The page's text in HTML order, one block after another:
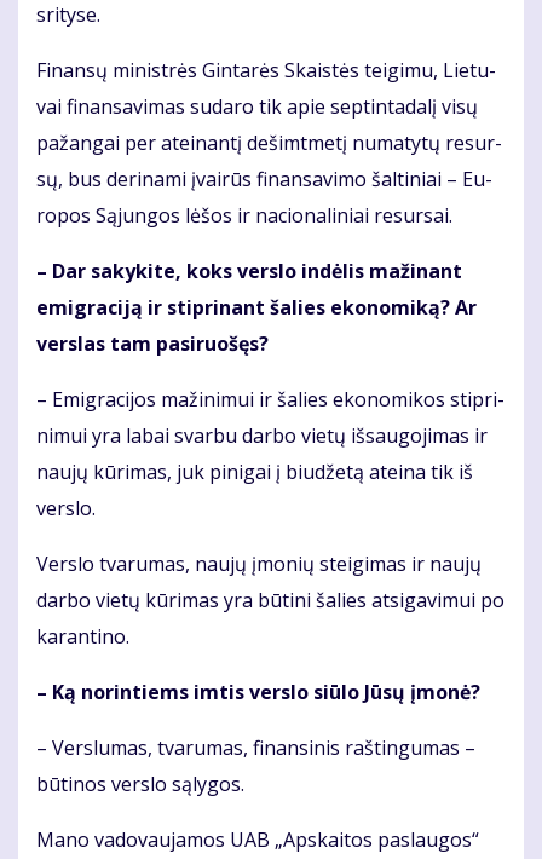
sri­ty­se.
Fi­nan­sų mi­nist­rės Gin­ta­rės Skais­tės tei­gi­mu, Lie­tu­
vai fi­nan­sa­vi­mas su­da­ro tik apie sep­tin­ta­da­lį vi­sų
pa­žan­gai per at­ei­nan­tį de­šimt­me­tį nu­ma­ty­tų re­sur­
sų, bus de­ri­na­mi įvai­rūs fi­nan­sa­vi­mo šal­ti­niai – Eu­
ro­pos Są­jun­gos lė­šos ir na­cio­na­li­niai re­sur­sai.
– Dar sa­ky­ki­te, koks ver­slo in­dė­lis ma­ži­nant
emig­ra­ci­ją ir stip­ri­nant ša­lies eko­no­mi­ką? Ar
ver­slas tam pa­si­ruo­šęs?
– Emig­ra­ci­jos ma­ži­ni­mui ir ša­lies eko­no­mi­kos stip­ri­
ni­mui yra la­bai svar­bu dar­bo vie­tų iš­sau­go­ji­mas ir
nau­jų kū­ri­mas, juk pi­ni­gai į biu­dže­tą at­ei­na tik iš
ver­slo.
Ver­slo tva­ru­mas, nau­jų įmo­nių stei­gi­mas ir nau­jų
dar­bo vie­tų kū­ri­mas yra bū­ti­ni ša­lies at­si­ga­vi­mui po
ka­ran­ti­no.
– Ką no­rin­tiems im­tis ver­slo siū­lo Jū­sų įmo­nė?
– Ver­slu­mas, tva­ru­mas, fi­nan­si­nis raš­tin­gu­mas –
bū­ti­nos ver­slo są­ly­gos.
Ma­no va­do­vau­ja­mos UAB „Ap­skai­tos pa­slau­gos“